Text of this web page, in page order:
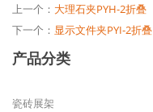
上一个： 大理石夹PYH-2折叠
下一个： 显示文件夹PYI-2折叠
产品分类
瓷砖展架